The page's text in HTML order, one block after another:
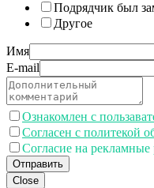
Подрядчик был
Другое
Имя
E-mail
Ознакомлен с
Согласен с политекой
Согласие на рекламные
Отправить
Close